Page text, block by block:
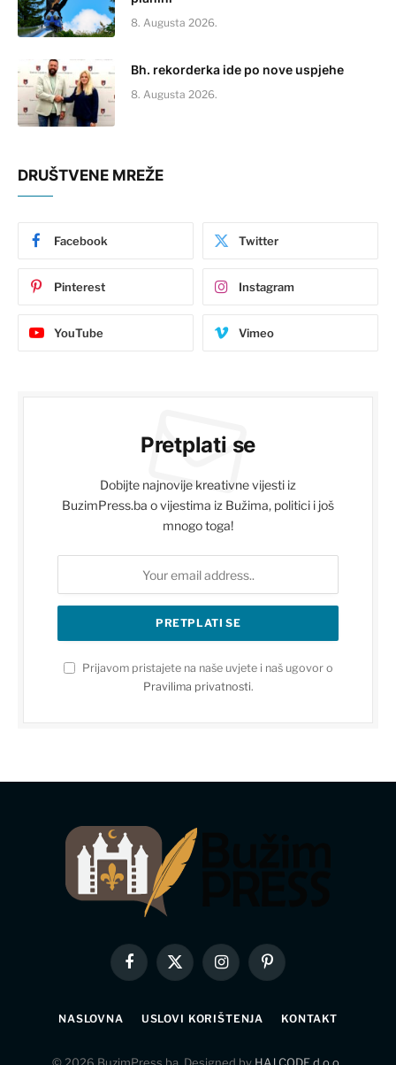
8. Augusta 2026.
Bh. rekorderka ide po nove uspjehe
8. Augusta 2026.
DRUŠTVENE MREŽE
Facebook Twitter
Pinterest Instagram
YouTube Vimeo
Pretplati se
Dobijte najnovije kreativne vijesti iz
BuzimPress.ba o vijestima iz Bužima, politici i još
mnogo toga!
Prijavom pristajete na naše uvjete i naš ugovor o
Pravilima privatnosti.
Facebook
X
InstagramPinterest
NASLOVNA USLOVI KORIŠTENJA KONTAKT